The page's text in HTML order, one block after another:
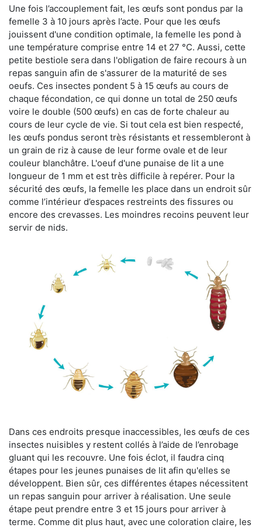
Une fois l’accouplement fait, les œufs sont pondus par la
femelle 3 à 10 jours après l’acte. Pour que les œufs
jouissent d'une condition optimale, la femelle les pond à
une température comprise entre 14 et 27 °C. Aussi, cette
petite bestiole sera dans l'obligation de faire recours à un
repas sanguin afin de s'assurer de la maturité de ses
oeufs. Ces insectes pondent 5 à 15 œufs au cours de
chaque fécondation, ce qui donne un total de 250 œufs
voire le double (500 œufs) en cas de forte chaleur au
cours de leur cycle de vie. Si tout cela est bien respecté,
les œufs pondus seront très résistants et ressembleront à
un grain de riz à cause de leur forme ovale et de leur
couleur blanchâtre. L'oeuf d'une punaise de lit a une
longueur de 1 mm et est très difficile à repérer. Pour la
sécurité des œufs, la femelle les place dans un endroit sûr
comme l’intérieur d’espaces restreints des fissures ou
encore des crevasses. Les moindres recoins peuvent leur
servir de nids.
Dans ces endroits presque inaccessibles, les œufs de ces
insectes nuisibles y restent collés à l’aide de l’enrobage
gluant qui les recouvre. Une fois éclot, il faudra cinq
étapes pour les jeunes punaises de lit afin qu'elles se
développent. Bien sûr, ces différentes étapes nécessitent
un repas sanguin pour arriver à réalisation. Une seule
étape peut prendre entre 3 et 15 jours pour arriver à
terme. Comme dit plus haut, avec une coloration claire, les